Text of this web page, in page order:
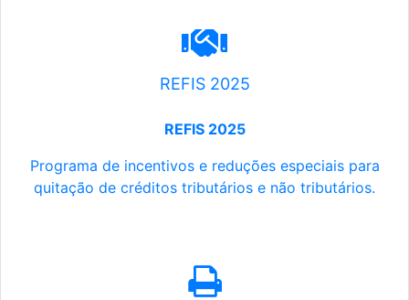
REFIS 2025
REFIS 2025
Programa de incentivos e reduções especiais para
quitação de créditos tributários e não tributários.